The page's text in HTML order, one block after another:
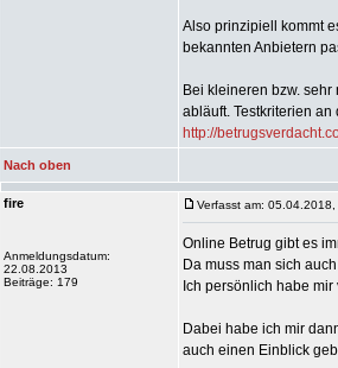
Also prinzipiell kommt
bekannten Anbietern
Bei kleineren bzw.
abläuft. Testkriterien
http://
Nach oben
fire
Anmeldungsdatum:
22.08.2013
Beiträge: 179
Verfasst am: 05.04.2018,
Online Betrug gibt es
Da muss man sich
Ich persönlich habe
Dabei habe ich mir
auch einen Einblick